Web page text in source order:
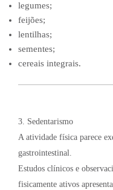
legumes;
feijões;
lentilhas;
sementes;
cereais integrais.
3. Sedentarismo
A atividade física parece
gastrointestinal.
Estudos clínicos e
fisicamente ativos